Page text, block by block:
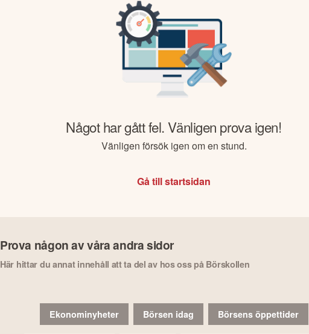
Något har gått fel. Vänligen prova igen!
Vänligen försök igen om en stund.
Gå till startsidan
Prova någon av våra andra sidor
Här hittar du annat innehåll att ta del av hos oss på Börskollen
Ekonominyheter Börsen idag Börsens öppettider